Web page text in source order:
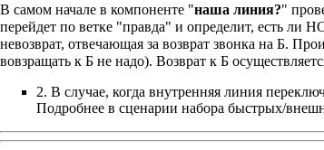
В самом начале в компоненте "наша линия?"
перейдет по ветке "правда" и определит, есть ли
невозврат, отвечающая за возврат звонка на Б.
вовзращать к Б не надо). Возврат к Б
2. В случае, когда внутренняя линия
Подробнее в сценарии набора быстрых/